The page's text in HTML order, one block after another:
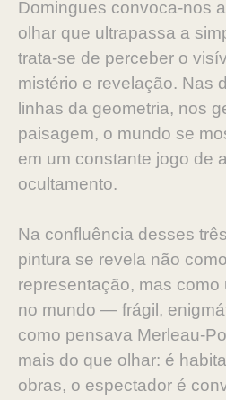
Domingues convoca-nos
olhar que ultrapassa a
trata-se de perceber o
mistério e revelação. Nas
linhas da geometria, nos
paisagem, o mundo se
em um constante jogo de
ocultamento.
Na confluência desses
pintura se revela não
representação, mas como
no mundo — frágil,
como pensava Merleau-
mais do que olhar: é
obras, o espectador é